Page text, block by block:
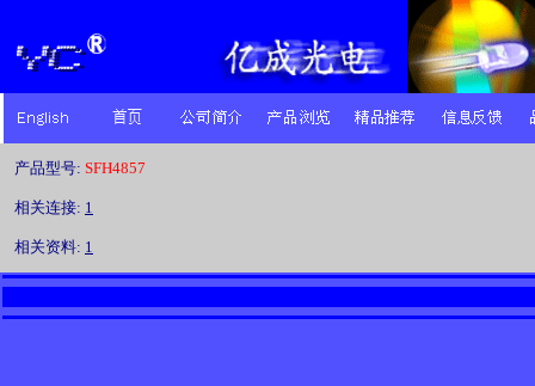
产品型号: SFH4857
相关连接: 1
相关资料: 1